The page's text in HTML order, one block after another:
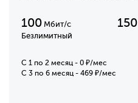
100 Мбит/с
Безлимитный
150
C 1 по 2 месяц - 0 ₽/мес
С 3 по 6 месяц - 469 ₽/мес